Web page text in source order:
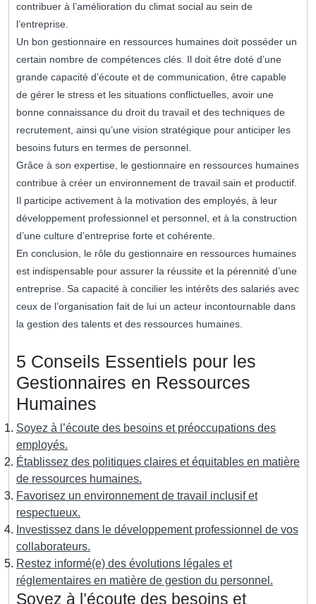
contribuer à l’amélioration du climat social au sein de
l’entreprise.
Un bon gestionnaire en ressources humaines doit posséder un
certain nombre de compétences clés. Il doit être doté d’une
grande capacité d’écoute et de communication, être capable
de gérer le stress et les situations conflictuelles, avoir une
bonne connaissance du droit du travail et des techniques de
recrutement, ainsi qu’une vision stratégique pour anticiper les
besoins futurs en termes de personnel.
Grâce à son expertise, le gestionnaire en ressources humaines
contribue à créer un environnement de travail sain et productif.
Il participe activement à la motivation des employés, à leur
développement professionnel et personnel, et à la construction
d’une culture d’entreprise forte et cohérente.
En conclusion, le rôle du gestionnaire en ressources humaines
est indispensable pour assurer la réussite et la pérennité d’une
entreprise. Sa capacité à concilier les intérêts des salariés avec
ceux de l’organisation fait de lui un acteur incontournable dans
la gestion des talents et des ressources humaines.
5 Conseils Essentiels pour les
Gestionnaires en Ressources
Humaines
Soyez à l’écoute des besoins et préoccupations des
employés.
Établissez des politiques claires et équitables en matière
de ressources humaines.
Favorisez un environnement de travail inclusif et
respectueux.
Investissez dans le développement professionnel de vos
collaborateurs.
Restez informé(e) des évolutions légales et
réglementaires en matière de gestion du personnel.
Soyez à l’écoute des besoins et